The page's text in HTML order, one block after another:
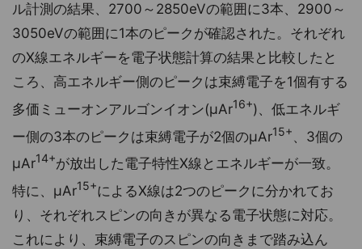
ル計測の結果、2700～2850eVの範囲に3本、2900～
3050eVの範囲に1本のピークが確認された。それぞれ
のX線エネルギーを電子状態計算の結果と比較したと
ころ、高エネルギー側のピークは束縛電子を1個有する
多価ミューオンアルゴンイオン(μAr16+)、低エネルギ
ー側の3本のピークは束縛電子が2個のμAr15+
、3個の
μAr14+が放出した電子特性X線とエネルギーが一致。
特に、μAr15+によるX線は2つのピークに分かれてお
り、それぞれスピンの向きが異なる電子状態に対応。
これにより、束縛電子のスピンの向きまで踏み込ん